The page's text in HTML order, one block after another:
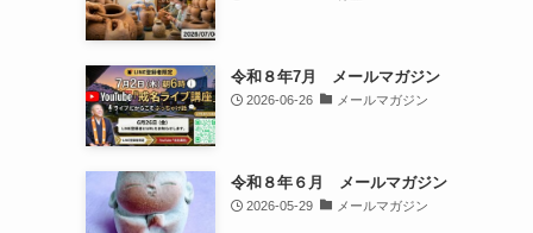
令和８年7月 メールマガジン
2026-06-26 メールマガジン
令和８年６月 メールマガジン
2026-05-29 メールマガジン